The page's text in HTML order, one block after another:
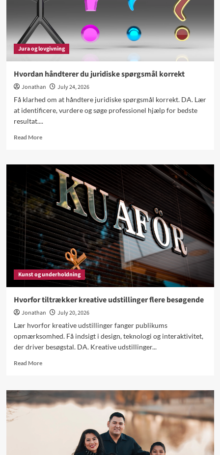
rundt
Jura og lovgivning
Hvordan håndterer du juridiske spørgsmål korrekt
Jonathan
July 24, 2026
Få klarhed om at håndtere juridiske spørgsmål korrekt. DA. Lær
at identificere, vurdere og søge professionel hjælp for bedste
resultat....
Read MoreRead
Hvordan
håndterer
du
juridiske
spørgsmål
korrekt
Kunst og underholdning
Hvorfor tiltrækker kreative udstillinger flere besøgende
Jonathan
July 20, 2026
Lær hvorfor kreative udstillinger fanger publikums
opmærksomhed. Få indsigt i design, teknologi og interaktivitet,
der driver besøgstal. DA. Kreative udstillinger...
Read MoreRead
Hvorfor
tiltrækker
kreative